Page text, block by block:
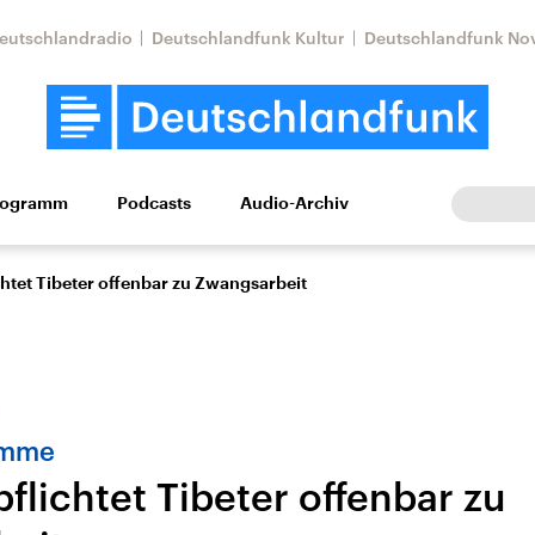
Deutschlandfunk Kultur Deutschlandfunk
Wissen Kultur Europa
Beiträge,
Nahostkonflikt
Iran
Podcasts Audio-Archiv
Tibeter offenbar zu Zwangsarbeit
Tibeter offenbar zu